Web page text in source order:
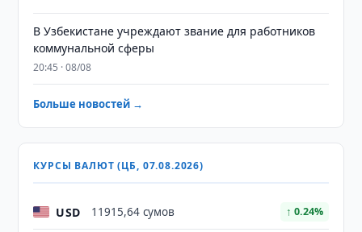
В Узбекистане учреждают звание для работников
коммунальной сферы
20:45 · 08/08
Больше новостей →
КУРСЫ ВАЛЮТ (ЦБ, 07.08.2026)
USD 11915,64 сумов ↑ 0.24%